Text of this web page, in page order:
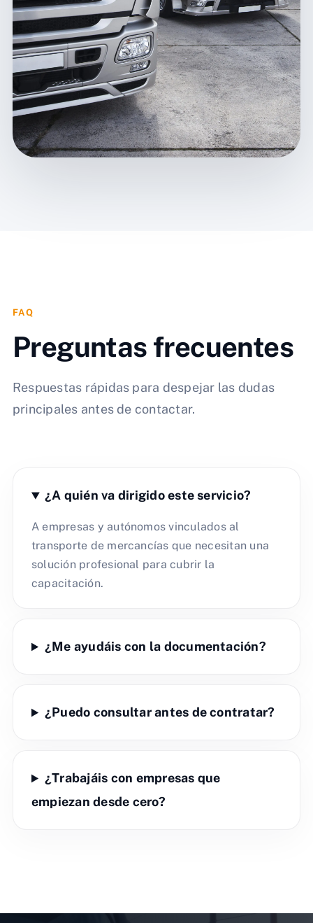
FAQ
Preguntas frecuentes
Respuestas rápidas para despejar las dudas
principales antes de contactar.
¿A quién va dirigido este servicio?
A empresas y autónomos vinculados al
transporte de mercancías que necesitan una
solución profesional para cubrir la
capacitación.
¿Me ayudáis con la documentación?
¿Puedo consultar antes de contratar?
¿Trabajáis con empresas que
empiezan desde cero?